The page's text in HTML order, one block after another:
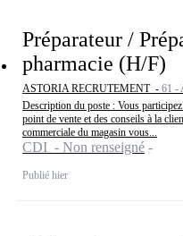
Préparateur /
pharmacie (H/F)
ASTORIA RECRUTEMENT - 61 -
Description du poste : Vous
point de vente et des conseils à la
commerciale du magasin vous...
CDI - Non renseigné
Publié hier